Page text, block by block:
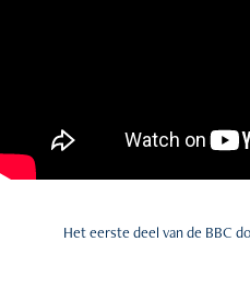
Het eerste deel van de BBC